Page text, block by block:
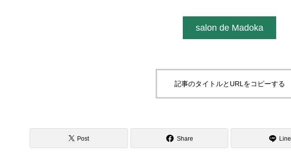
salon de Madoka
記事のタイトルとURLをコピーする
Post Share Line